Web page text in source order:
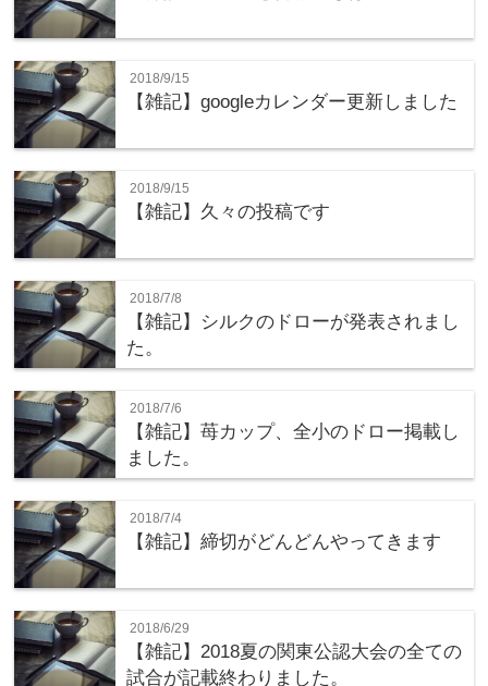
2018/9/15
【雑記】googleカレンダー更新しました
2018/9/15
【雑記】久々の投稿です
2018/7/8
【雑記】シルクのドローが発表されまし
た。
2018/7/6
【雑記】苺カップ、全小のドロー掲載し
ました。
2018/7/4
【雑記】締切がどんどんやってきます
2018/6/29
【雑記】2018夏の関東公認大会の全ての
試合が記載終わりました。